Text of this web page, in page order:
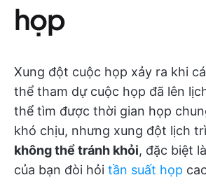
họp
Xung đột cuộc họp xảy ra khi
thể tham dự cuộc họp đã lên
thể tìm được thời gian họp
khó chịu, nhưng xung đột lịch
không thể tránh khỏi, đặc biệt
của bạn đòi hỏi tần suất họp